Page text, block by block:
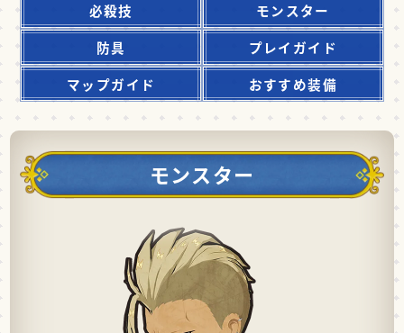
必殺技
モンスター
防具
プレイガイド
マップガイド
おすすめ装備
モンスター